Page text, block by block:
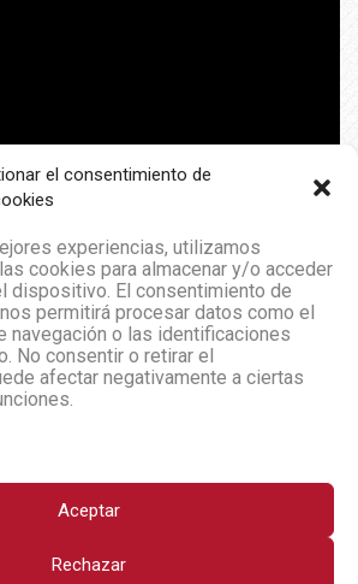
el consentimiento de
experiencias, utilizamos
cookies para almacenar y/o acceder
dispositivo. El consentimiento de
permitirá procesar datos como el
navegación o las identificaciones
No consentir o retirar el
afectar negativamente a ciertas
Aceptar
Rechazar